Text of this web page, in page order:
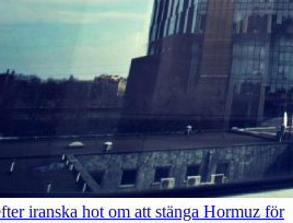
iranska hot om att stänga Hormuz för